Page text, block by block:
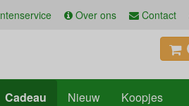
Over ons Contact
Cadeau Nieuw Koopjes